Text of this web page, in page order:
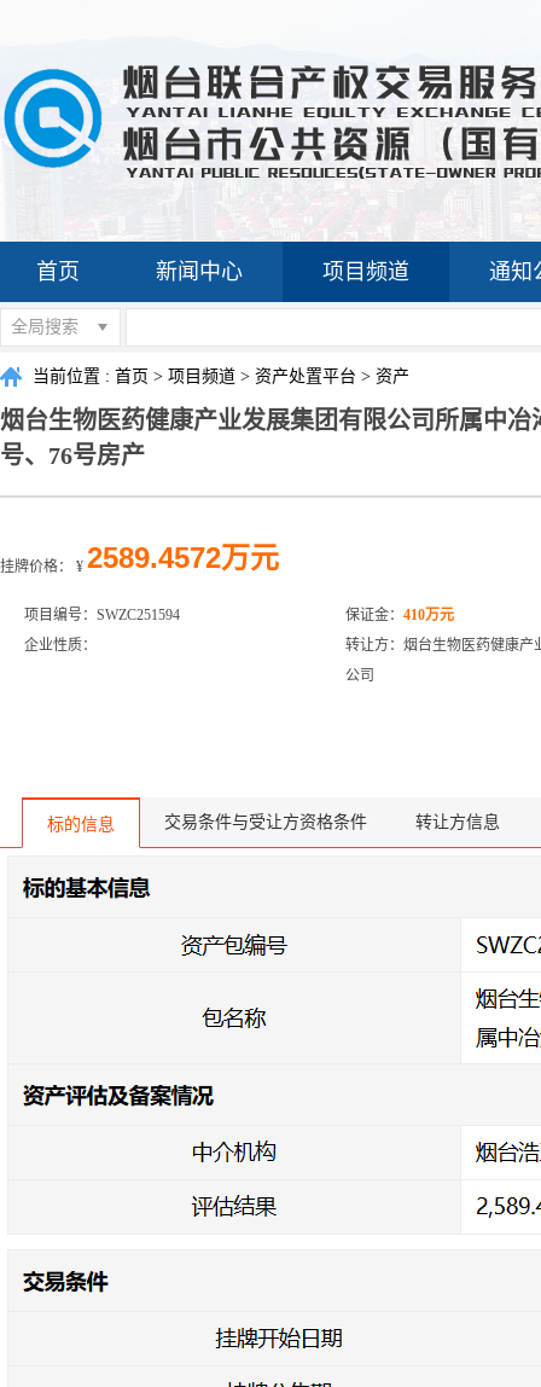
首页 新闻中心 项目频道 通知
全局搜索
当前位置 : 首页 > 项目频道 > 资产处置平台 > 资产
烟台生物医药健康产业发展集团有限公司所属中冶
号、76号房产
挂牌价格： ¥ 2589.4572万元
项目编号：SWZC251594 保证金： 410万元
企业性质：
转让方：烟台生物医药健康产
公司
标的信息 交易条件与受让方资格条件 转让方信息